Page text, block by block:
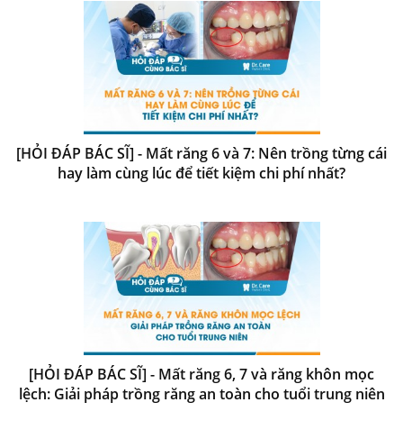
[HỎI ĐÁP BÁC SĨ] - Mất răng 6 và 7: Nên trồng từng cái
hay làm cùng lúc để tiết kiệm chi phí nhất?
[HỎI ĐÁP BÁC SĨ] - Mất răng 6, 7 và răng khôn mọc
lệch: Giải pháp trồng răng an toàn cho tuổi trung niên